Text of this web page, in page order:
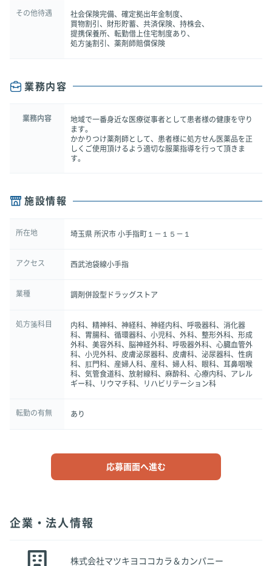
その他待遇
社会保険完備、確定拠出年金制度、
買物割引、財形貯蓄、共済保険、持株会、
提携保養所、転勤借上住宅制度あり、
処方箋割引、薬剤師賠償保険
業務内容
業務内容
地域で一番身近な医療従事者として患者様の健康を守り
ます。
かかりつけ薬剤師として、患者様に処方せん医薬品を正
しくご使用頂けるよう適切な服薬指導を行って頂きま
す。
施設情報
所在地 埼玉県 所沢市 小手指町１－１５－１
アクセス 西武池袋線小手指
業種 調剤併設型ドラッグストア
処方箋科目
内科、精神科、神経科、神経内科、呼吸器科、消化器
科、胃腸科、循環器科、小児科、外科、整形外科、形成
外科、美容外科、脳神経外科、呼吸器外科、心臓血管外
科、小児外科、皮膚泌尿器科、皮膚科、泌尿器科、性病
科、肛門科、産婦人科、産科、婦人科、眼科、耳鼻咽喉
科、気管食道科、放射線科、麻酔科、心療内科、アレル
ギー科、リウマチ科、リハビリテーション科
転勤の有無 あり
応募画面へ進む
企業・法人情報
株式会社マツキヨココカラ＆カンパニー